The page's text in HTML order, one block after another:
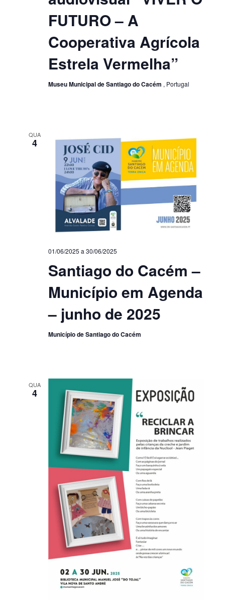
FUTURO – A
Cooperativa Agrícola
Estrela Vermelha”
Museu Municipal de Santiago do Cacém , Portugal
QUA
4
Santiago do Cacém –
Município em Agenda
– junho de 2025
01/06/2025 a30/06/2025
Município de Santiago do Cacém
QUA
4